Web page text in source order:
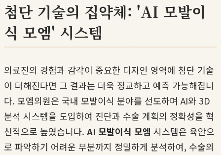
첨단 기술의 집약체: 'AI 모발이
식 모엠' 시스템
의료진의 경험과 감각이 중요한 디자인 영역에 첨단 기술
이 더해진다면 그 결과는 더욱 정교하고 예측 가능해집니
다. 모엠의원은 국내 모발이식 분야를 선도하며 AI와 3D
분석 시스템을 도입하여 진단과 수술 계획의 정확성을 혁
신적으로 높였습니다. AI 모발이식 모엠 시스템은 육안으
로 파악하기 어려운 부분까지 정밀하게 분석하여, 수술의